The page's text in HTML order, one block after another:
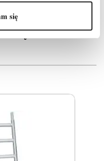
się